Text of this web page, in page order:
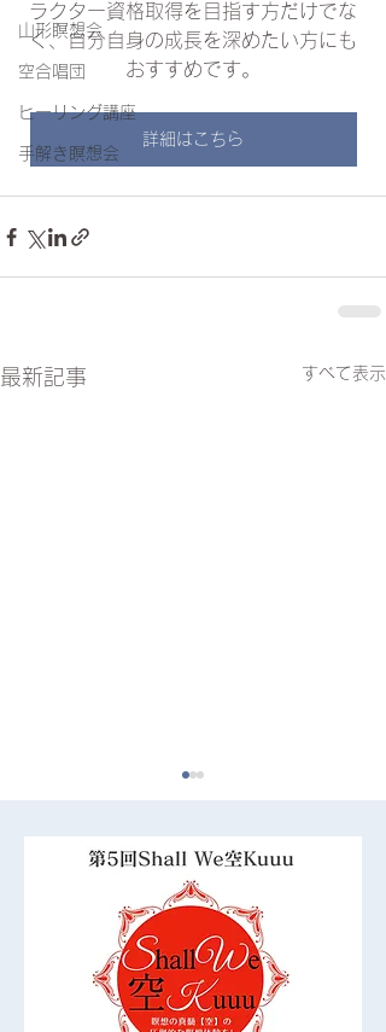
山形瞑想会
空合唱団
ヒーリング講座
手解き瞑想会
ラクター資格取得を目指す方だけでな
く、自分自身の成長を深めたい方にも
おすすめです。
詳細はこちら
最新記事 すべて表示
2024/10/27 東京赤坂瞑想
会 ご参加ありがとうござ